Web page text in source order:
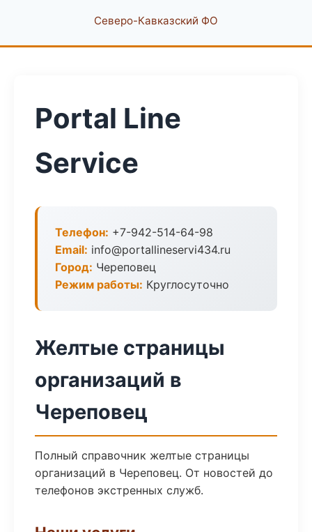
Северо-Кавказский ФО
Portal Line
Service
Телефон: +7-942-514-64-98
Email: info@portallineservi434.ru
Город: Череповец
Режим работы: Круглосуточно
Желтые страницы
организаций в
Череповец
Полный справочник желтые страницы
организаций в Череповец. От новостей до
телефонов экстренных служб.